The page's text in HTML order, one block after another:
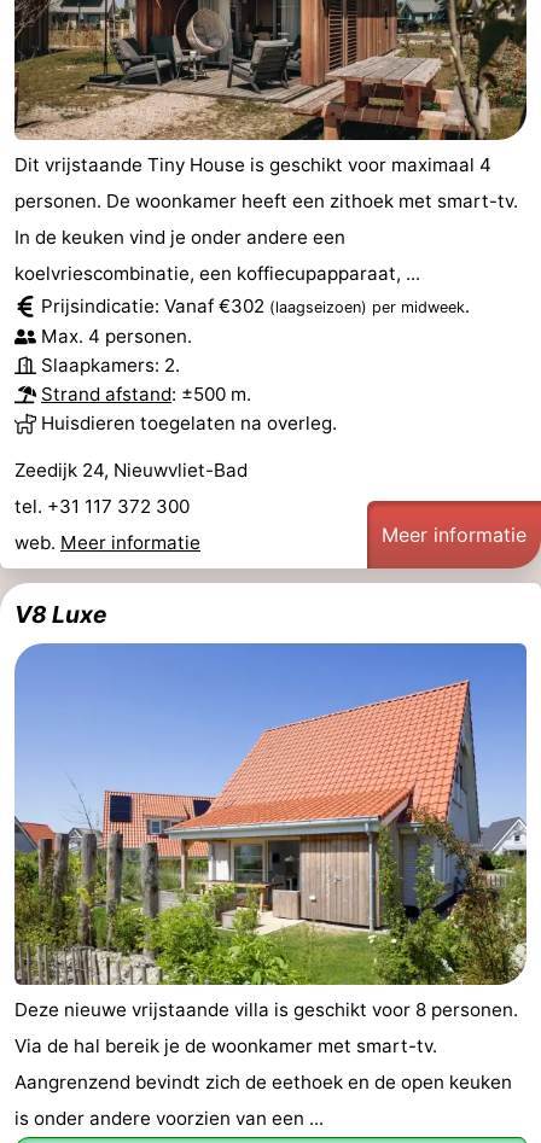
Dit vrijstaande Tiny House is geschikt voor maximaal 4
personen. De woonkamer heeft een zithoek met smart-tv.
In de keuken vind je onder andere een
koelvriescombinatie, een koffiecupapparaat, ...
Prijsindicatie: Vanaf €302 (laagseizoen) per midweek.
Max. 4 personen.
Slaapkamers: 2.
Strand afstand: ±500 m.
Huisdieren toegelaten na overleg.
Zeedijk 24, Nieuwvliet-Bad
tel. +31 117 372 300
web. Meer informatie Meer informatie
V8 Luxe
Deze nieuwe vrijstaande villa is geschikt voor 8 personen.
Via de hal bereik je de woonkamer met smart-tv.
Aangrenzend bevindt zich de eethoek en de open keuken
is onder andere voorzien van een ...